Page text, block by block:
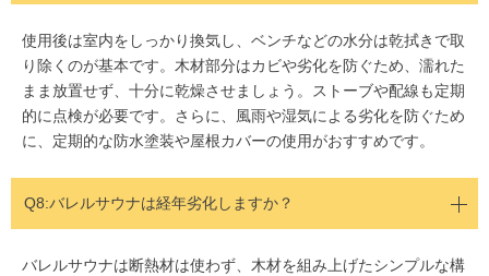
使用後は室内をしっかり換気し、ベンチなどの水分は乾拭きで取
り除くのが基本です。木材部分はカビや劣化を防ぐため、濡れた
まま放置せず、十分に乾燥させましょう。ストーブや配線も定期
的に点検が必要です。さらに、風雨や湿気による劣化を防ぐため
に、定期的な防水塗装や屋根カバーの使用がおすすめです。
Q8:バレルサウナは経年劣化しますか？
バレルサウナは断熱材は使わず、木材を組み上げたシンプルな構